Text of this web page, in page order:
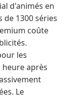
d'animés en
1300 séries
coûte
les
après
Le